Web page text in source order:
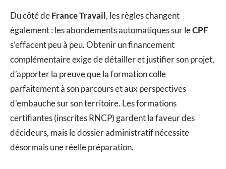
Du côté deFrance Travail, les règles changent
également : les abondements automatiques sur leCPF
s’effacent peu à peu. Obtenir un financement
complémentaire exige de détailler et justifier son projet,
d’apporter la preuve que la formation colle
parfaitement à son parcours et aux perspectives
d’embauche sur son territoire. Les formations
certifiantes (inscrites RNCP) gardent la faveur des
décideurs, mais le dossier administratif nécessite
désormais une réelle préparation.